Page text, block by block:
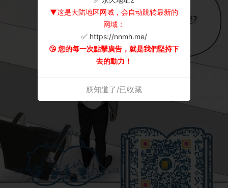
▼这是大陆地区网域，会自动跳转最新的
网域：
✅ https://nnmh.me/
😘 您的每一次點擊廣告，就是我們堅持下
去的動力！
朕知道了/已收藏